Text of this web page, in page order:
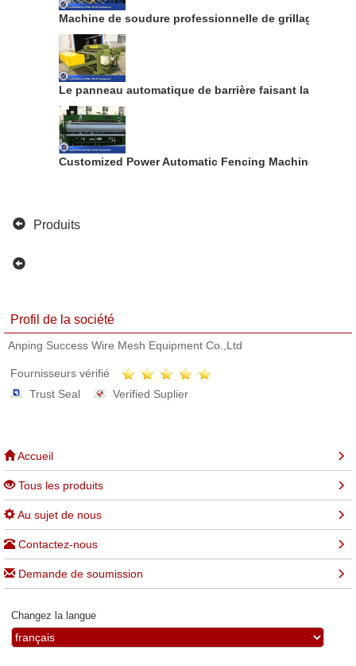
Machine de soudure professionnelle de grillage
Le panneau automatique de barrière faisant la
Customized Power Automatic Fencing Machine For
Produits
Profil de la société
Anping Success Wire Mesh Equipment Co.,Ltd
Fournisseurs vérifié
Trust Seal
Verified Suplier
Accueil
Tous les produits
Au sujet de nous
Contactez-nous
Demande de soumission
Changez la langue